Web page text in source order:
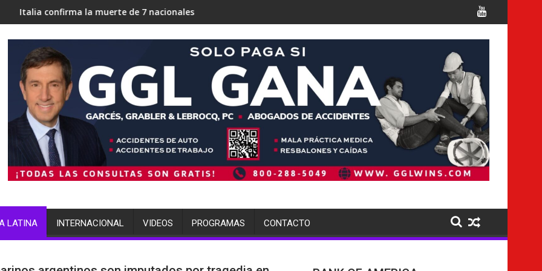
la muerte de 7 nacionales ICE en Miami busca 700 camas para detención de migrantes en el sur de Florida, tras
el país busca extraditar a sus
LATINA INTERNACIONAL VIDEOS PROGRAMAS CONTACTO